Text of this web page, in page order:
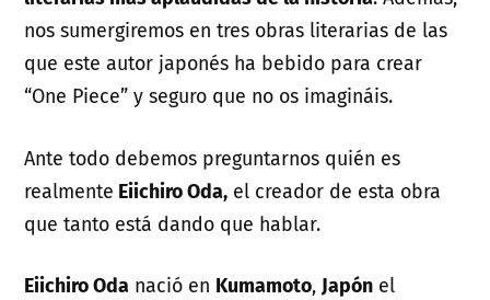
nos sumergiremos en tres obras literarias de las
que este autor japonés ha bebido para crear
“One Piece” y seguro que no os imagináis.
Ante todo debemos preguntarnos quién es
realmente Eiichiro Oda, el creador de esta obra
que tanto está dando que hablar.
Eiichiro Oda nació en Kumamoto,Japón el